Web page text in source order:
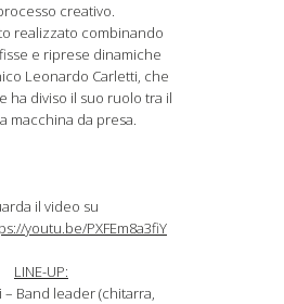
creativo.
realizzato combinando
e riprese dinamiche
Leonardo Carletti, che
ha diviso il suo ruolo tra il
macchina da presa.
il video su
youtu.be/PXFEm8a3fiY
LINE-UP:
– Band leader (chitarra,